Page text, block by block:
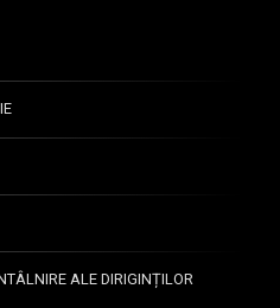
ALE DIRIGINȚILOR